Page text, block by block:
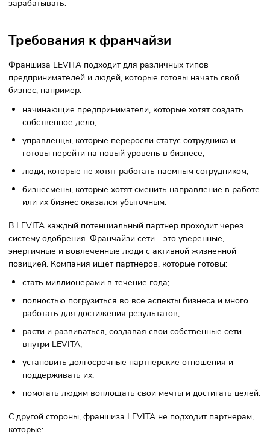
перспективы
Франшиза LEVITA — сеть конкурентоспособных и
перспективных студий балета и растяжки, которая
показывает впечатляющие результаты, в т.ч. оборот в
размере 1 463 196 052 рублей в 2022 году.
Сеть LEVITA насчитывает 407 студии, команда
компании состоит из 100 сотрудников, а команда сети
включает более 1200 человек. Число клиентов сети
превышает 60 тысяч человек.
впечатляют. Средняя выручка на одну студию
млн рублей в месяц, а средняя прибыль — более 570 тыс
рублей. Рентабельность бизнеса составляет 40-50%.
98% партнеров оценивают франшизу на 9-10 баллов из
LEVITA имеет в своем портфеле успешные примеры
которые с первого месяца работы достигают
Франчайзи LEVITA быстро выходят на стабильный доход.
Цель компании - увеличение количества партнеров, в
частности миллионеров. Все это делает франшизу LEVITA
привлекательным вариантом для тех, кто хочет успешно
зарабатывать.
Требования к франчайзи